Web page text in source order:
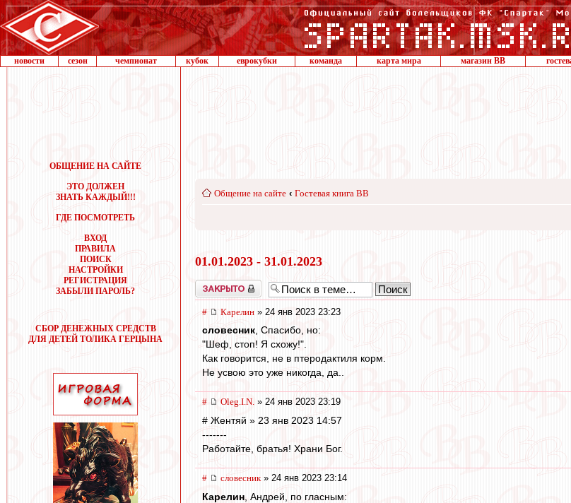
новости сезон чемпионат кубок еврокубки команда карта мира магазин ВВ
ОБЩЕНИЕ НА САЙТЕ
ЭТО ДОЛЖЕН
ЗНАТЬ КАЖДЫЙ!!!
ГДЕ ПОСМОТРЕТЬ
ВХОД
ПРАВИЛА
ПОИСК
НАСТРОЙКИ
РЕГИСТРАЦИЯ
ЗАБЫЛИ ПАРОЛЬ?
СБОР ДЕНЕЖНЫХ СРЕДСТВ
ДЛЯ ДЕТЕЙ ТОЛИКА ГЕРЦЫНА
Общение на сайте ‹ Гостевая книга ВВ
01.01.2023 - 31.01.2023
Закрыто
# Карелин » 24 янв 2023 23:23
словесник, Спасибо, но:
"Шеф, стоп! Я схожу!".
Как говорится, не в птеродактиля корм.
Не усвою это уже никогда, да..
# Oleg.I.N. » 24 янв 2023 23:19
# Жентяй » 23 янв 2023 14:57
-------
Работайте, братья! Храни Бог.
# словесник» 24 янв 2023 23:14
Карелин , Андрей, по гласным: